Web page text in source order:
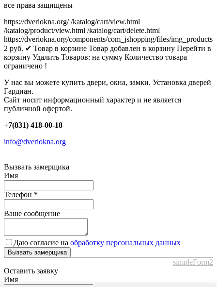
все права защищены
https://dveriokna.org/ /katalog/cart/view.html
/katalog/product/view.html /katalog/cart/delete.html
https://dveriokna.org/components/com_jshopping/files/img_products
2 руб. ✔ Товар в корзине Товар добавлен в корзину Перейти в
корзину Удалить Товаров: на сумму Количество товара
ограничено !
У нас вы можете купить двери, окна, замки. Установка дверей
Гардиан.
Сайт носит информационный характер и не является
публичной офертой.
+7(831) 418-00-18
info@dveriokna.org
Вызвать замерщика
Имя
Телефон *
Ваше сообщение
Даю согласие на обработку персональных данных
Вызвать замерщика
simpleForm2
Оставить заявку
Имя